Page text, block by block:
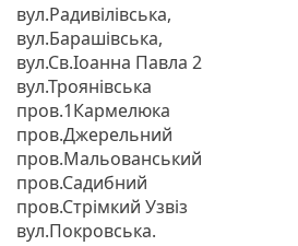
вул.Радивілівська,
вул.Барашівська,
вул.Св.Іоанна Павла 2
вул.Троянівська
пров.1Кармелюка
пров.Джерельний
пров.Мальованський
пров.Садибний
пров.Стрімкий Узвіз
вул.Покровська.